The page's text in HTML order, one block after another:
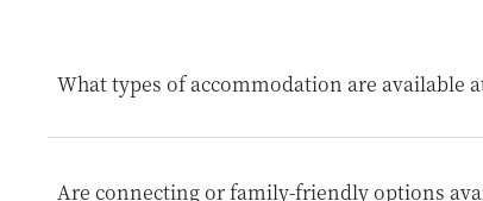
What types of accommodation are available
appointed city and garden view rooms to
Are connecting or family-friendly options